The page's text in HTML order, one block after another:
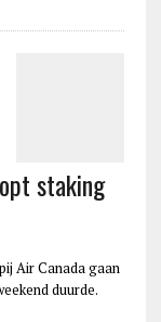
staking
Air Canada gaan
duurde.